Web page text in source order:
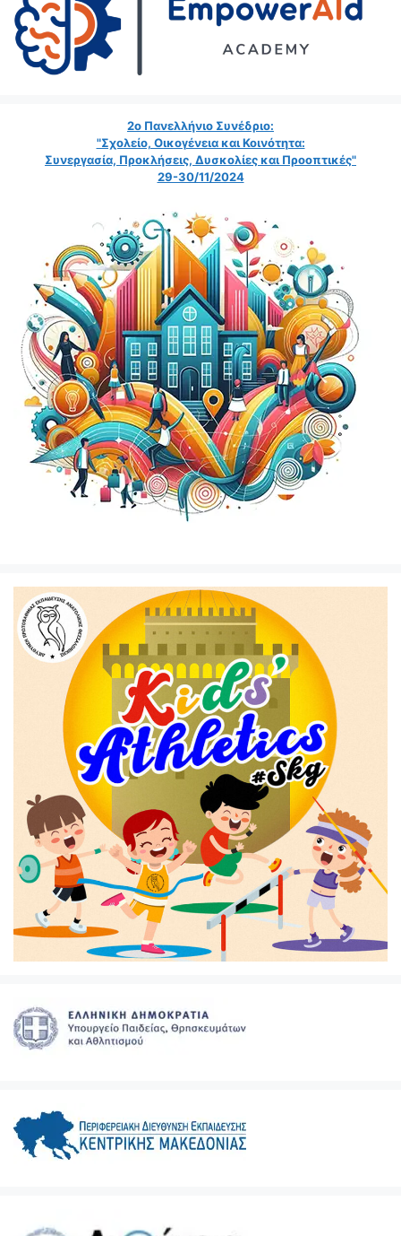
2ο Πανελλήνιο Συνέδριο:
"Σχολείο, Οικογένεια και Κοινότητα:
Συνεργασία, Προκλήσεις, Δυσκολίες και Προοπτικές"
29-30/11/2024